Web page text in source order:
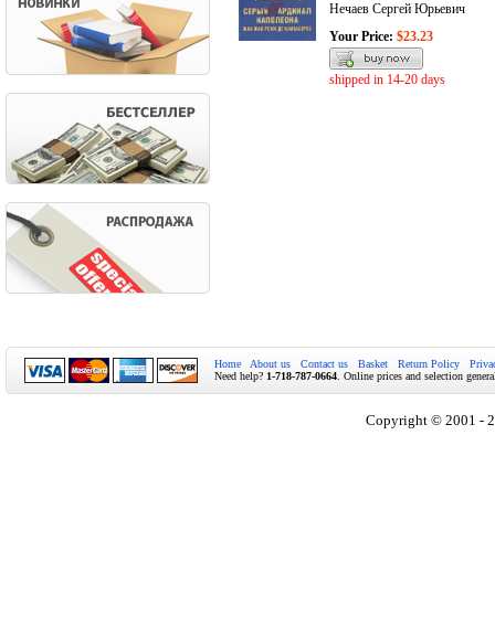
Нечаев Сергей Юрьевич
Your Price: $23.23
shipped in 14-20 days
Home About us Contact us Basket Return Policy
Need help? 1-718-787-0664 . Online prices and selection
Copyright © 2001 -